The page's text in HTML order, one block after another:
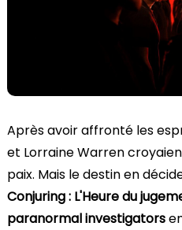
Après avoir affronté les
et Lorraine Warren
paix. Mais le destin en
Conjuring : L'Heure du
paranormal investigators